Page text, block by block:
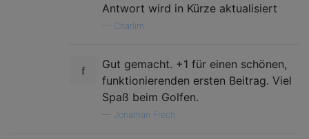
Antwort wird in Kürze aktualisiert
Charlim
Gut gemacht. +1 für einen schönen,
funktionierenden ersten Beitrag. Viel
Spaß beim Golfen.
Jonathan Frech